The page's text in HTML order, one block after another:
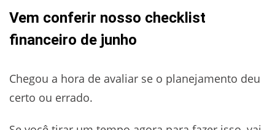
Vem conferir nosso checklist
financeiro de junho
Chegou a hora de avaliar se o planejamento deu
certo ou errado.